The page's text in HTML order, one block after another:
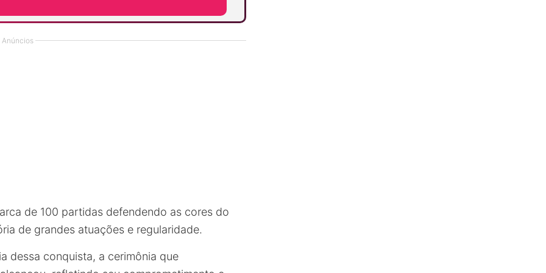
Anúncios
de 100 partidas defendendo as cores do
de grandes atuações e regularidade.
dessa conquista, a cerimônia que